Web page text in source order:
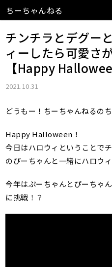
ちーちゃんねる
チンチラとデグー
ィーしたら可愛さ
【Happy
2021.10.31
どうもー！ちーちゃんねるのち
Happy Halloween！
今日はハロウィということで
のぴーちゃんと一緒にハロウ
今年はぷーちゃんとぴーちゃ
に挑戦！？